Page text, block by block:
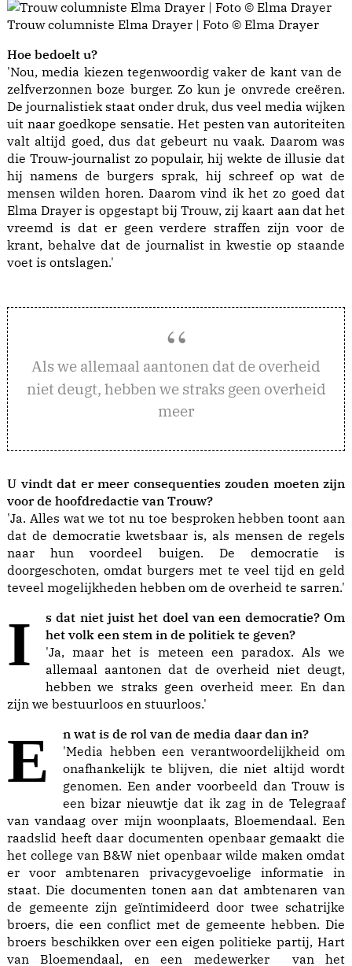
Trouw columniste Elma Drayer | Foto © Elma Drayer
Hoe bedoelt u?
'Nou, media kiezen tegenwoordig vaker de kant van de
zelfverzonnen boze burger. Zo kun je onvrede creëren.
De journalistiek staat onder druk, dus veel media wijken
uit naar goedkope sensatie. Het pesten van autoriteiten
valt altijd goed, dus dat gebeurt nu vaak. Daarom was
die Trouw-journalist zo populair, hij wekte de illusie dat
hij namens de burgers sprak, hij schreef op wat de
mensen wilden horen. Daarom vind ik het zo goed dat
Elma Drayer is opgestapt bij Trouw, zij kaart aan dat het
vreemd is dat er geen verdere straffen zijn voor de
krant, behalve dat de journalist in kwestie op staande
voet is ontslagen.'
Als we allemaal aantonen dat de overheid
niet deugt, hebben we straks geen overheid
meer
U vindt dat er meer consequenties zouden moeten zijn
voor de hoofdredactie van Trouw?
'Ja. Alles wat we tot nu toe besproken hebben toont aan
dat de democratie kwetsbaar is, als mensen de regels
naar hun voordeel buigen. De democratie is
doorgeschoten, omdat burgers met te veel tijd en geld
teveel mogelijkheden hebben om de overheid te sarren.'
Is dat niet juist het doel van een democratie? Om
het volk een stem in de politiek te geven?
'Ja, maar het is meteen een paradox. Als we
allemaal aantonen dat de overheid niet deugt,
hebben we straks geen overheid meer. En dan
zijn we bestuurloos en stuurloos.'
En wat is de rol van de media daar dan in?
'Media hebben een verantwoordelijkheid om
onafhankelijk te blijven, die niet altijd wordt
genomen. Een ander voorbeeld dan Trouw is
een bizar nieuwtje dat ik zag in de Telegraaf
van vandaag over mijn woonplaats, Bloemendaal. Een
raadslid heeft daar documenten openbaar gemaakt die
het college van B&W niet openbaar wilde maken omdat
er voor ambtenaren privacygevoelige informatie in
staat. Die documenten tonen aan dat ambtenaren van
de gemeente zijn geïntimideerd door twee schatrijke
broers, die een conflict met de gemeente hebben. Die
broers beschikken over een eigen politieke partij, Hart
van Bloemendaal, en een medewerker van het